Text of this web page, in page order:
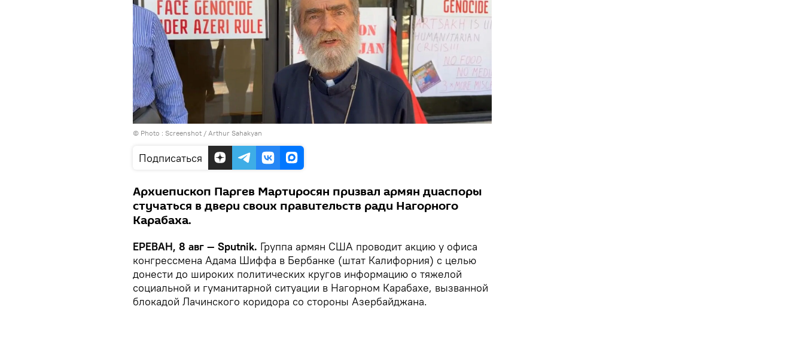
© Photo : Screenshot / Arthur Sahakyan
Подписаться
Архиепископ Паргев Мартиросян призвал армян диаспоры
стучаться в двери своих правительств ради Нагорного
Карабаха.
ЕРЕВАН, 8 авг — Sputnik. Группа армян США проводит акцию у офиса
конгрессмена Адама Шиффа в Бербанке (штат Калифорния) с целью
донести до широких политических кругов информацию о тяжелой
социальной и гуманитарной ситуации в Нагорном Карабахе, вызванной
блокадой Лачинского коридора со стороны Азербайджана.